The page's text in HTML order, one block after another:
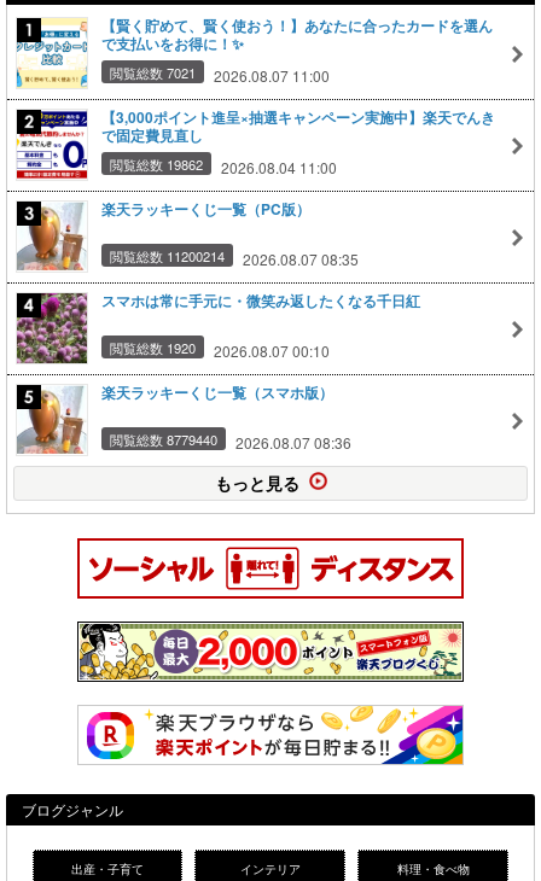
【賢く貯めて、賢く使おう！】あなたに合ったカードを選ん
で支払いをお得に！✨
閲覧総数 7021 2026.08.07 11:00
【3,000ポイント進呈×抽選キャンペーン実施中】楽天でんき
で固定費見直し
閲覧総数 19862 2026.08.04 11:00
楽天ラッキーくじ一覧（PC版）
閲覧総数 11200214 2026.08.07 08:35
スマホは常に手元に・微笑み返したくなる千日紅
閲覧総数 1920 2026.08.07 00:10
楽天ラッキーくじ一覧（スマホ版）
閲覧総数 8779440 2026.08.07 08:36
もっと見る
ブログジャンル
出産・子育て インテリア 料理・食べ物